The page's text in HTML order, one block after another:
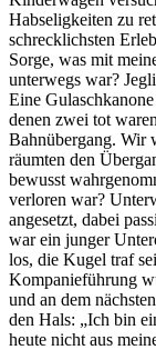
Habseligkeiten zu
schrecklichsten
Sorge, was mit
unterwegs war?
Eine
denen zwei tot
Bahnübergang. Wir
räumten den
bewusst
verloren war?
angesetzt, dabei
war ein junger
los, die Kugel traf
Kompanieführung
und an dem
den Hals:
Ich bin
heute nicht aus